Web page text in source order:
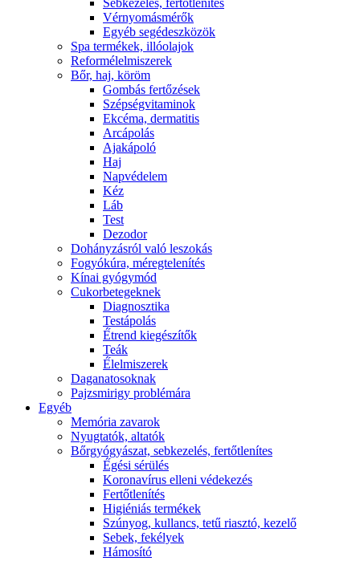
Sebkezelés, fertőtlenítés
Vérnyomásmérők
Egyéb segédeszközök
Spa termékek, illóolajok
Reformélelmiszerek
Bőr, haj, köröm
Gombás fertőzések
Szépségvitaminok
Ekcéma, dermatitis
Arcápolás
Ajakápoló
Haj
Napvédelem
Kéz
Láb
Test
Dezodor
Dohányzásról való leszokás
Fogyókúra, méregtelenítés
Kínai gyógymód
Cukorbetegeknek
Diagnosztika
Testápolás
É́trend kiegészítők
Teák
É́lelmiszerek
Daganatosoknak
Pajzsmirigy problémára
Egyéb
Memória zavarok
Nyugtatók, altatók
Bőrgyógyászat, sebkezelés, fertőtlenítes
É́gési sérülés
Koronavírus elleni védekezés
Fertőtlenítés
Higiéniás termékek
Szúnyog, kullancs, tetű riasztó, kezelő
Sebek, fekélyek
Hámosító